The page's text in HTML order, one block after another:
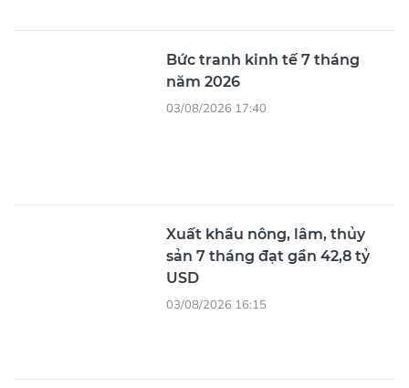
Bức tranh kinh tế 7 tháng
năm 2026
03/08/2026 17:40
Xuất khẩu nông, lâm, thủy
sản 7 tháng đạt gần 42,8 tỷ
USD
03/08/2026 16:15